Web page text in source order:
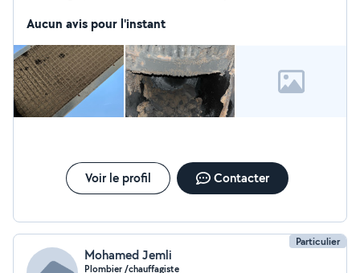
7j/7
Aucun avis pour l'instant
Voir le profil Contacter
Particulier
Mohamed Jemli
Plombier /chauffagiste